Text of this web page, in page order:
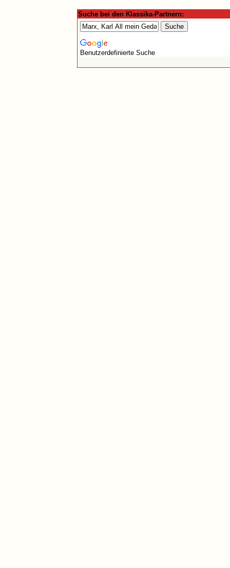
Suche bei den Klassika-Partnern:
Benutzerdefinierte Suche